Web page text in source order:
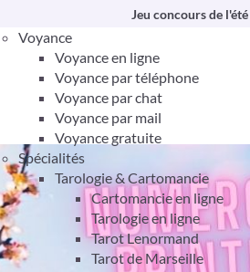
Jeu concours de
Voyance
Voyance en ligne
Voyance par téléphone
Voyance par chat
Voyance par mail
Voyance gratuite
Spécialités
Tarologie & Cartomancie
Cartomancie en ligne
Tarologie en ligne
Tarot Lenormand
Tarot de Marseille